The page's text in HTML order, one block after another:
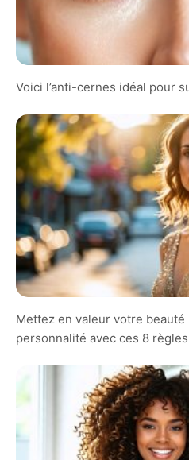
Voici l’anti-cernes idéal pour
Mettez en valeur votre
personnalité avec ces 8 règles